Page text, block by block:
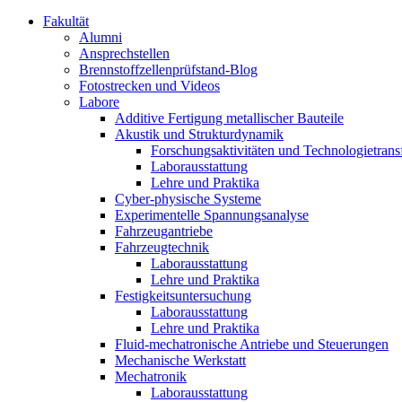
Fakultät
Alumni
Ansprechstellen
Brennstoffzellenprüfstand-Blog
Fotostrecken und Videos
Labore
Additive Fertigung metallischer Bauteile
Akustik und Strukturdynamik
Forschungsaktivitäten und
Laborausstattung
Lehre und Praktika
Cyber-physische Systeme
Experimentelle Spannungsanalyse
Fahrzeugantriebe
Fahrzeugtechnik
Laborausstattung
Lehre und Praktika
Festigkeitsuntersuchung
Laborausstattung
Lehre und Praktika
Fluid-mechatronische Antriebe und Steuerungen
Mechanische Werkstatt
Mechatronik
Laborausstattung